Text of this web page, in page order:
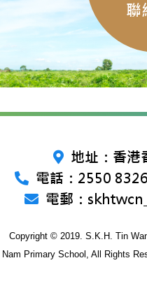
聯
地址：香港
電話：2550 8326
電郵：
Copyright © 2019. S.K.H. Tin
Nam Primary School, All Rights